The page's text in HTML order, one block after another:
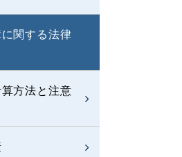
関する法律
方法と注意